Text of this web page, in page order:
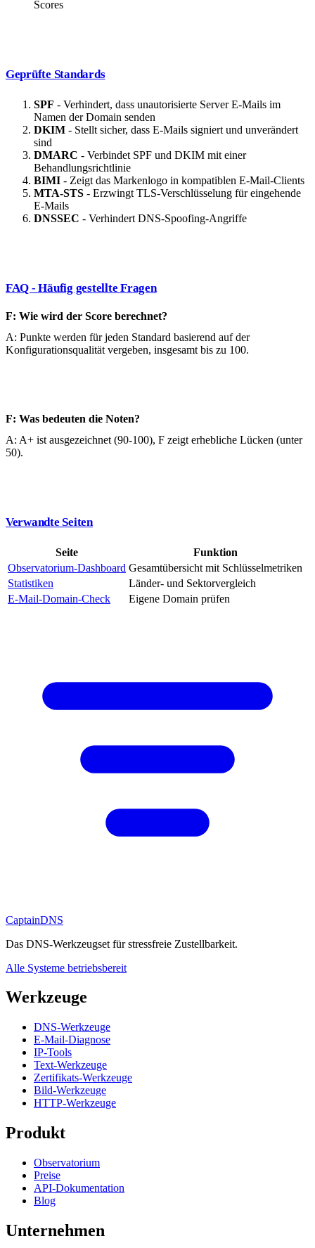
Scores
Geprüfte Standards
SPF - Verhindert, dass unautorisierte Server E-Mails im
Namen der Domain senden
DKIM - Stellt sicher, dass E-Mails signiert und unverändert
sind
DMARC - Verbindet SPF und DKIM mit einer
Behandlungsrichtlinie
BIMI - Zeigt das Markenlogo in kompatiblen E-Mail-Clients
MTA-STS - Erzwingt TLS-Verschlüsselung für eingehende
E-Mails
DNSSEC - Verhindert DNS-Spoofing-Angriffe
FAQ - Häufig gestellte Fragen
F: Wie wird der Score berechnet?
A: Punkte werden für jeden Standard basierend auf der
Konfigurationsqualität vergeben, insgesamt bis zu 100.
F: Was bedeuten die Noten?
A: A+ ist ausgezeichnet (90-100), F zeigt erhebliche Lücken (unter
50).
Verwandte Seiten
Seite
Funktion
Observatorium-Dashboard Gesamtübersicht mit Schlüsselmetriken
Statistiken
Länder- und Sektorvergleich
E-Mail-Domain-Check
Eigene Domain prüfen
CaptainDNS
Das DNS-Werkzeugset für stressfreie Zustellbarkeit.
Alle Systeme betriebsbereit
Werkzeuge
DNS-Werkzeuge
E-Mail-Diagnose
IP-Tools
Text-Werkzeuge
Zertifikats-Werkzeuge
Bild-Werkzeuge
HTTP-Werkzeuge
Produkt
Observatorium
Preise
API-Dokumentation
Blog
Unternehmen